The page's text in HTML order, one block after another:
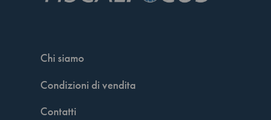
Chi siamo
Condizioni di vendita
Contatti